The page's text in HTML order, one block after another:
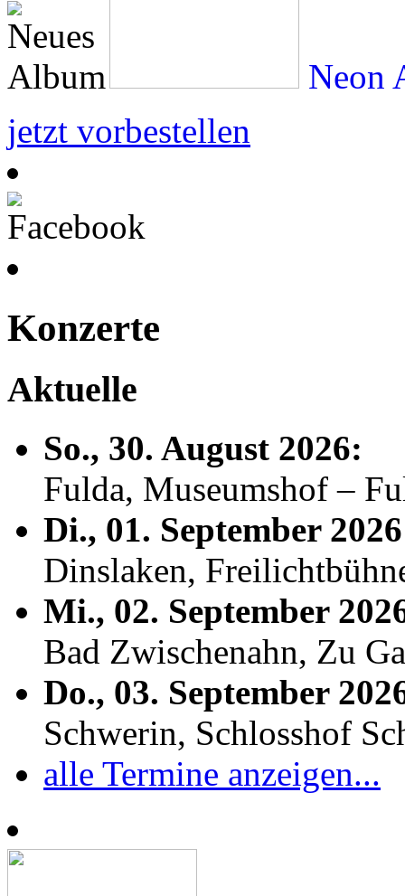
Neon
jetzt vorbestellen
Konzerte
Aktuelle
So., 30. August 2026:
Fulda, Museumshof –
Di., 01. September
Dinslaken,
Mi., 02. September
Bad Zwischenahn, Zu
Do., 03. September
Schwerin, Schlosshof
alle Termine anzeigen...